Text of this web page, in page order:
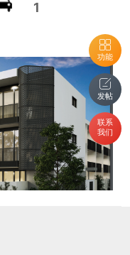
功能
发帖
联系
我们
1